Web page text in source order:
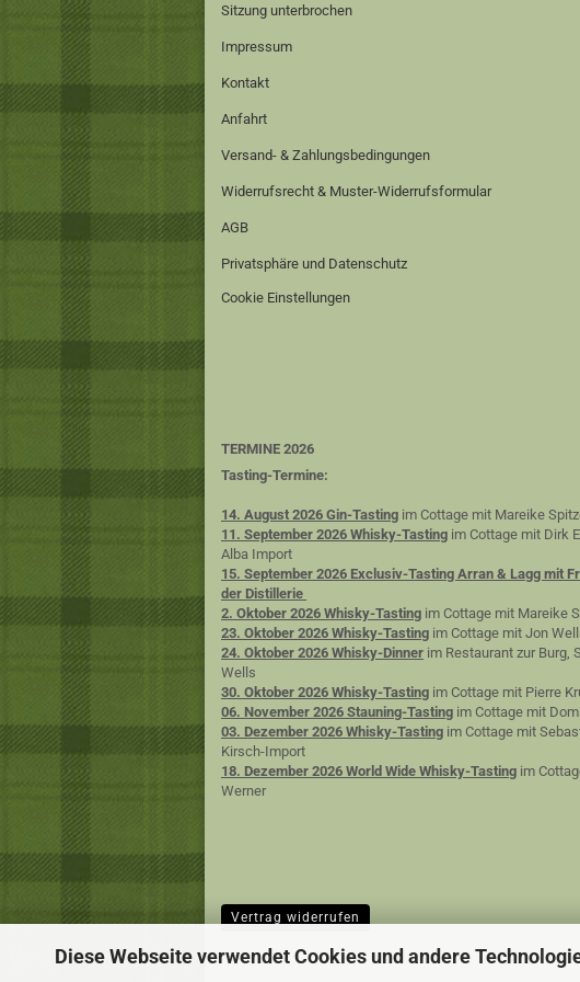
Diese Webseite verwendet Cookies und andere
Sitzung unterbrochen
Impressum
Kontakt
Anfahrt
Versand- & Zahlungsbedingungen
Widerrufsrecht & Muster-Widerrufsformular
AGB
Privatsphäre und Datenschutz
Cookie Einstellungen
TERMINE 2026
Tasting-Termine:
14. August 2026 Gin-Tasting im Cottage mit Mareike
11. September 2026 Whisky-Tasting im Cottage mit Dirk
Alba Import
15. September 2026 Exclusiv-Tasting Arran & Lagg mit
der Distillerie
2. Oktober 2026 Whisky-Tasting im Cottage mit Mareike
23. Oktober 2026 Whisky-Tasting im Cottage mit Jon
24. Oktober 2026 Whisky-Dinner im Restaurant zur Burg,
Wells
30. Oktober 2026 Whisky-Tasting im Cottage mit Pierre
06. November 2026 Stauning-Tasting im Cottage mit
03. Dezember 2026 Whisky-Tasting im Cottage mit
Kirsch-Import
18. Dezember 2026 World Wide Whisky-Tasting im
Werner
Vertrag widerrufen